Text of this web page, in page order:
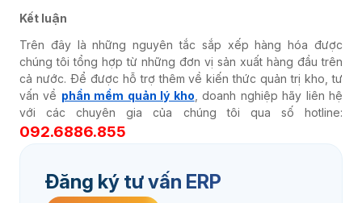
Kết luận
Trên đây là những nguyên tắc sắp xếp hàng hóa được
chúng tôi tổng hợp từ những đơn vị sản xuất hàng đầu trên
cả nước. Để được hỗ trợ thêm về kiến thức quản trị kho, tư
vấn về phần mềm quản lý kho , doanh nghiệp hãy liên hệ
với các chuyên gia của chúng tôi qua số hotline:
092.6886.855
Đăng ký tư vấn ERP